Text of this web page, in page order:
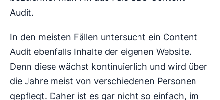
Audit.
In den meisten Fällen untersucht ein Content
Audit ebenfalls Inhalte der eigenen Website.
Denn diese wächst kontinuierlich und wird über
die Jahre meist von verschiedenen Personen
gepflegt. Daher ist es gar nicht so einfach, im